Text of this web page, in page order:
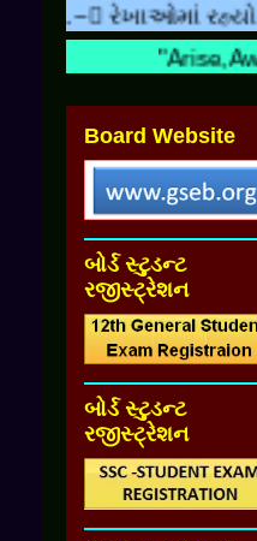
રહ્યો
Board Website
બોર્ડ સ્ટુડન્ટ
રજીસ્ટ્રેશન
બોર્ડ સ્ટુડન્ટ
રજીસ્ટ્રેશન